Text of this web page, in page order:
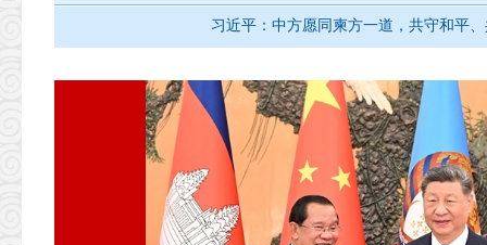
习近平：中方愿同柬方一道，共守和平